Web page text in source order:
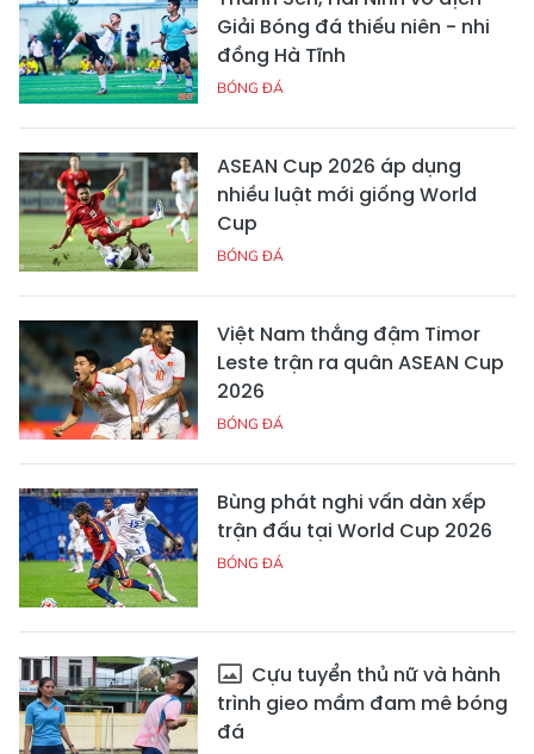
Giải Bóng đá thiếu niên - nhi
đồng Hà Tĩnh
BÓNG ĐÁ
ASEAN Cup 2026 áp dụng
nhiều luật mới giống World
Cup
BÓNG ĐÁ
Việt Nam thắng đậm Timor
Leste trận ra quân ASEAN Cup
2026
BÓNG ĐÁ
Bùng phát nghi vấn dàn xếp
trận đấu tại World Cup 2026
BÓNG ĐÁ
Cựu tuyển thủ nữ và hành
trình gieo mầm đam mê bóng
đá